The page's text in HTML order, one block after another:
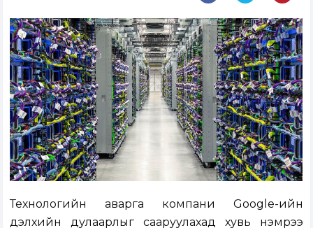
Технологийн аварга компани Google-ийн
дэлхийн дулаарлыг сааруулахад хувь нэмрээ